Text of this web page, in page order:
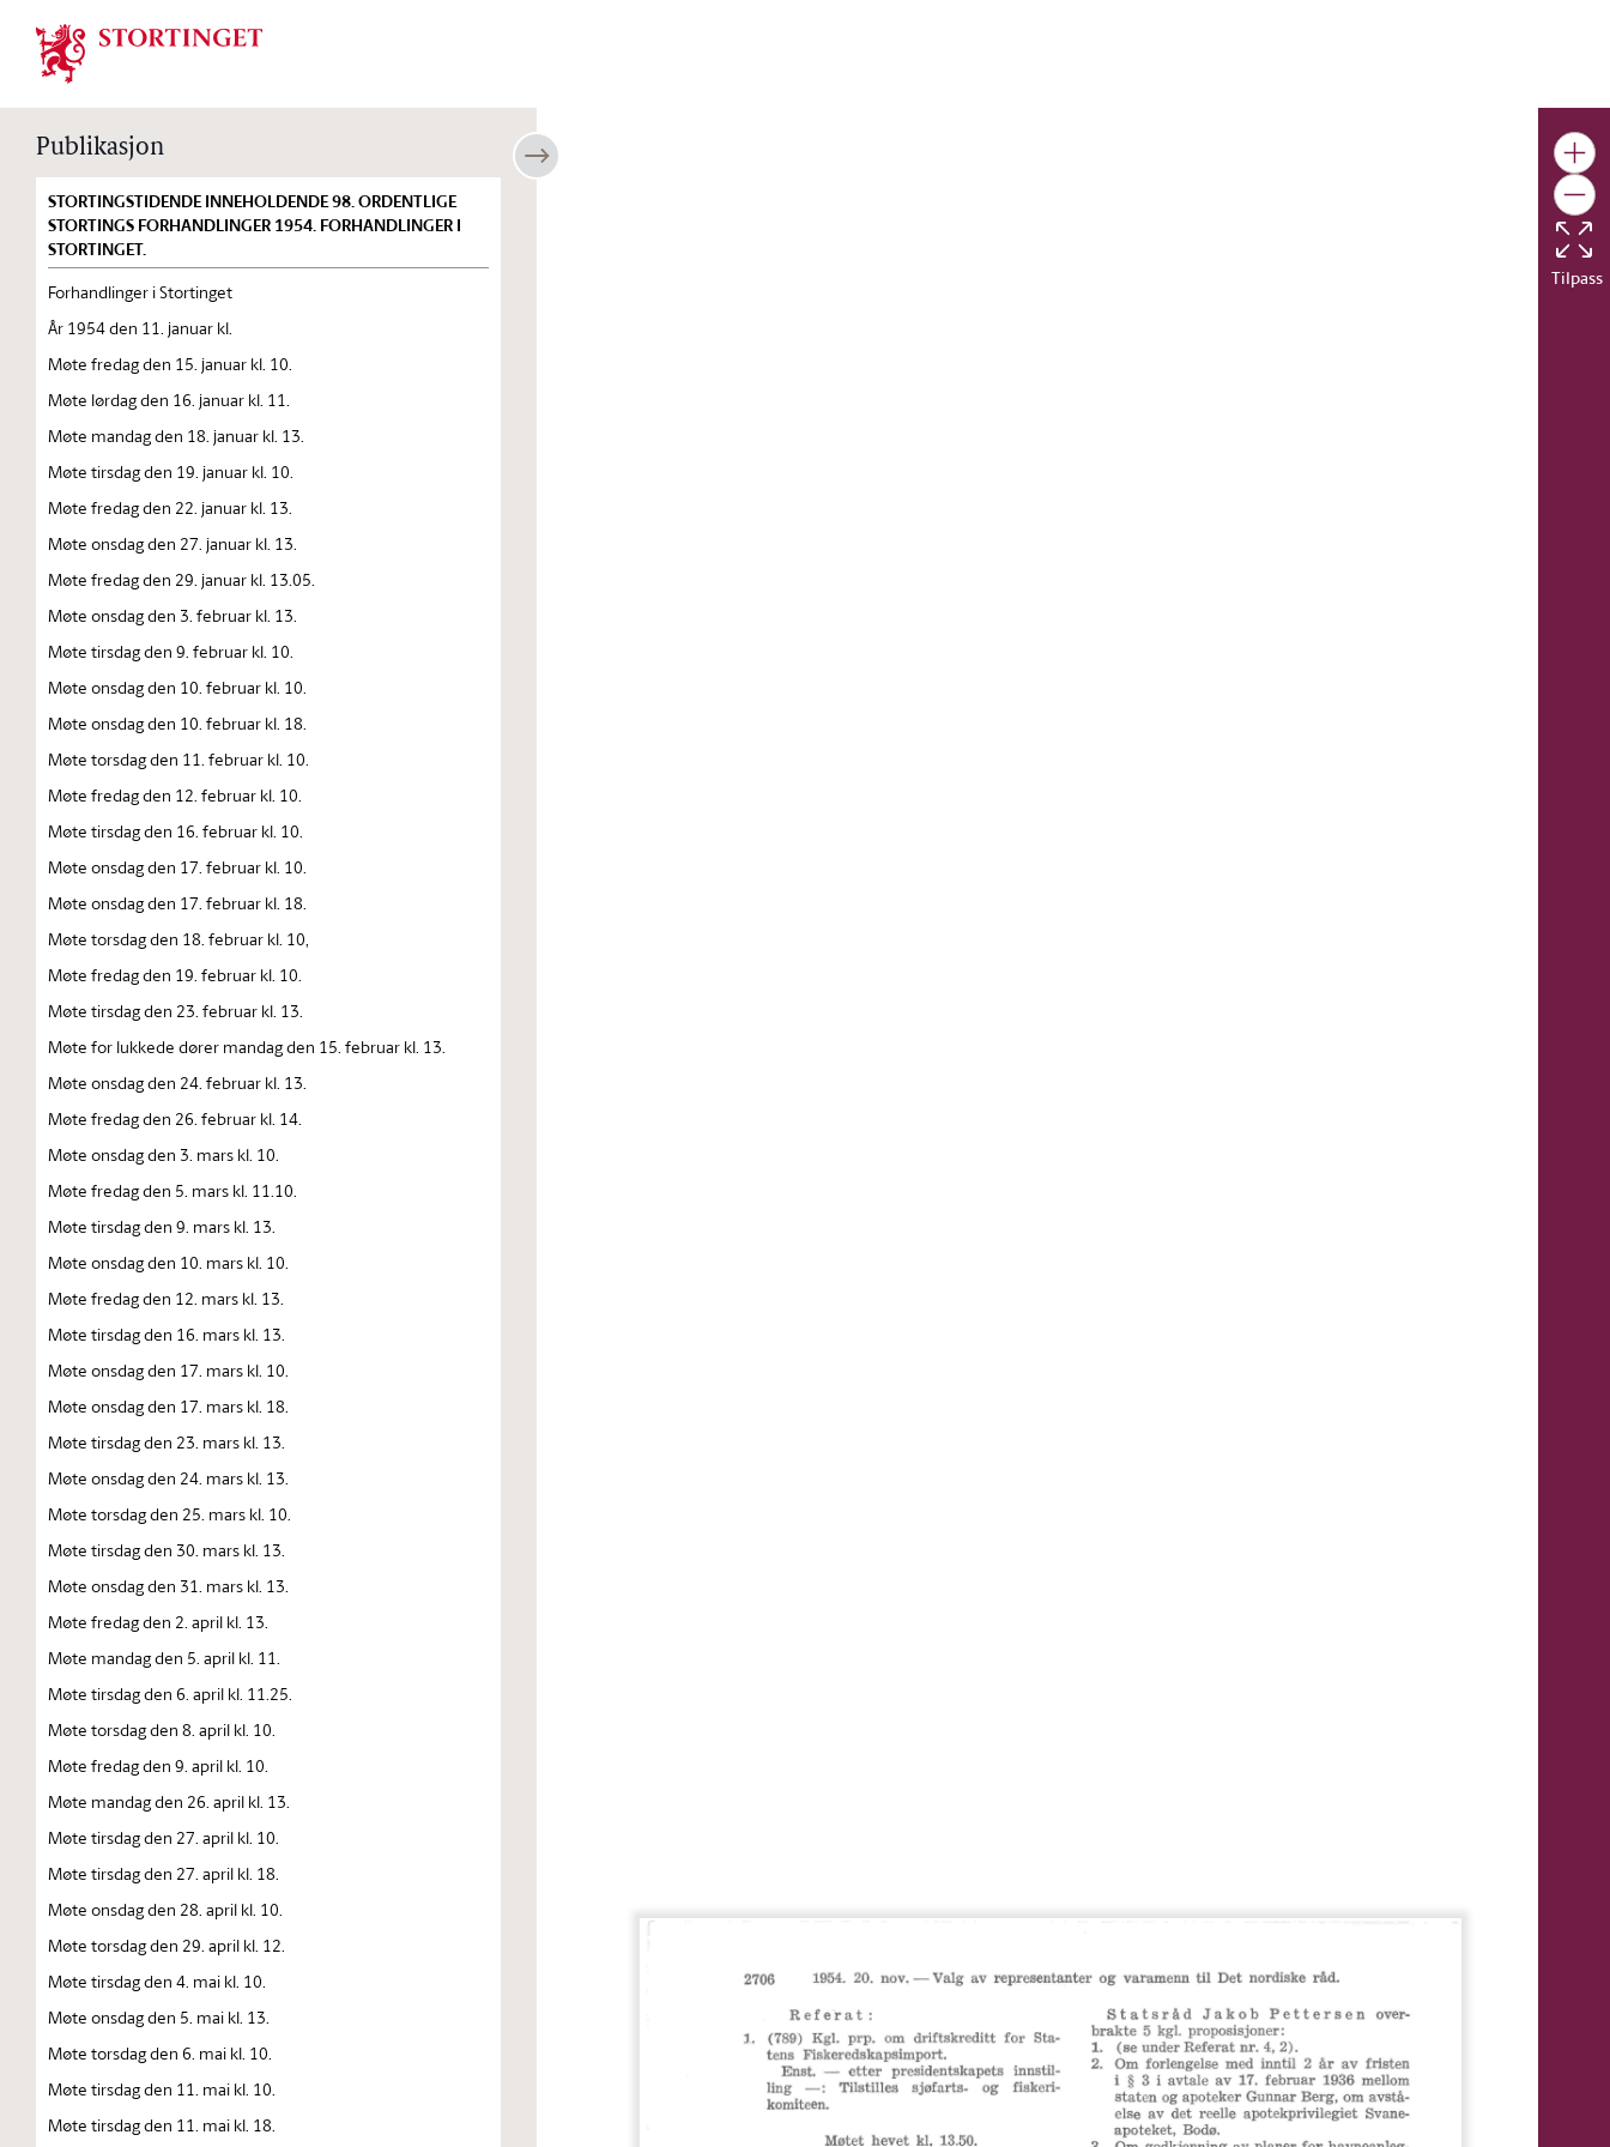
Stortinget.no
Publikasjon
STORTINGSTIDENDE INNEHOLDENDE 98. ORDENTLIGE
STORTINGS FORHANDLINGER 1954. FORHANDLINGER I
STORTINGET.
Forhandlinger i Stortinget
År 1954 den 11. januar kl.
Møte fredag den 15. januar kl. 10.
Møte lørdag den 16. januar kl. 11.
Møte mandag den 18. januar kl. 13.
Møte tirsdag den 19. januar kl. 10.
Møte fredag den 22. januar kl. 13.
Møte onsdag den 27. januar kl. 13.
Møte fredag den 29. januar kl. 13.05.
Møte onsdag den 3. februar kl. 13.
Møte tirsdag den 9. februar kl. 10.
Møte onsdag den 10. februar kl. 10.
Møte onsdag den 10. februar kl. 18.
Møte torsdag den 11. februar kl. 10.
Møte fredag den 12. februar kl. 10.
Møte tirsdag den 16. februar kl. 10.
Møte onsdag den 17. februar kl. 10.
Møte onsdag den 17. februar kl. 18.
Møte torsdag den 18. februar kl. 10,
Møte fredag den 19. februar kl. 10.
Møte tirsdag den 23. februar kl. 13.
Møte for lukkede dører mandag den 15. februar kl. 13.
Møte onsdag den 24. februar kl. 13.
Møte fredag den 26. februar kl. 14.
Møte onsdag den 3. mars kl. 10.
Møte fredag den 5. mars kl. 11.10.
Møte tirsdag den 9. mars kl. 13.
Møte onsdag den 10. mars kl. 10.
Møte fredag den 12. mars kl. 13.
Møte tirsdag den 16. mars kl. 13.
Møte onsdag den 17. mars kl. 10.
Møte onsdag den 17. mars kl. 18.
Møte tirsdag den 23. mars kl. 13.
Møte onsdag den 24. mars kl. 13.
Møte torsdag den 25. mars kl. 10.
Møte tirsdag den 30. mars kl. 13.
Møte onsdag den 31. mars kl. 13.
Møte fredag den 2. april kl. 13.
Møte mandag den 5. april kl. 11.
Møte tirsdag den 6. april kl. 11.25.
Møte torsdag den 8. april kl. 10.
Møte fredag den 9. april kl. 10.
Møte mandag den 26. april kl. 13.
Møte tirsdag den 27. april kl. 10.
Møte tirsdag den 27. april kl. 18.
Møte onsdag den 28. april kl. 10.
Møte torsdag den 29. april kl. 12.
Møte tirsdag den 4. mai kl. 10.
Møte onsdag den 5. mai kl. 13.
Møte torsdag den 6. mai kl. 10.
Møte tirsdag den 11. mai kl. 10.
Møte tirsdag den 11. mai kl. 18.